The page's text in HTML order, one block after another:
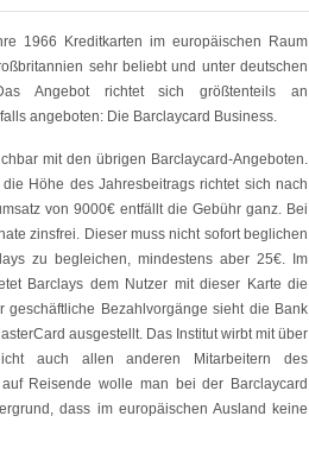
1966 Kreditkarten im europäischen Raum
sehr beliebt und unter deutschen
Angebot richtet sich größtenteils an
angeboten: Die Barclaycard Business.
mit den übrigen Barclaycard-Angeboten.
Höhe des Jahresbeitrags richtet sich nach
von 9000€ entfällt die Gebühr ganz. Bei
zinsfrei. Dieser muss nicht sofort beglichen
zu begleichen, mindestens aber 25€. Im
Barclays dem Nutzer mit dieser Karte die
geschäftliche Bezahlvorgänge sieht die Bank
ausgestellt. Das Institut wirbt mit über
auch allen anderen Mitarbeitern des
Reisende wolle man bei der Barclaycard
dass im europäischen Ausland keine